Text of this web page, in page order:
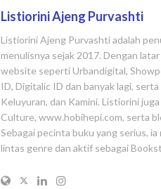
Listiorini Ajeng Purvashti
Listiorini Ajeng Purvashti adalah
menulisnya sejak 2017. Dengan
website seperti Urbandigital,
ID, Digitalic ID dan banyak lagi,
Keluyuran, dan Kamini. Listiorini
Culture, www.hobihepi.com, serta
Sebagai pecinta buku yang serius,
lintas genre dan aktif sebagai